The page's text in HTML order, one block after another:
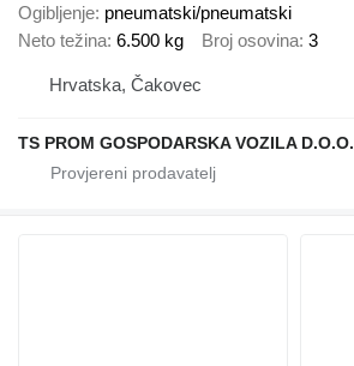
Ogibljenje pneumatski/pneumatski
Neto težina 6.500 kg Broj osovina 3
Hrvatska, Čakovec
TS PROM GOSPODARSKA VOZILA D.O.O.